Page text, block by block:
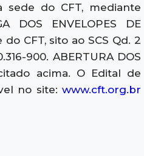
sede do CFT, mediante
DOS ENVELOPES DE
do CFT, sito ao SCS Qd. 2
900. ABERTURA DOS
acima. O Edital de
no site:www.cft.org.br